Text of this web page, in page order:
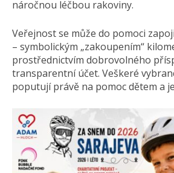
náročnou léčbou rakoviny.
Veřejnost se může do pomoci
– symbolickým „zakoupením“
prostřednictvím dobrovolného
transparentní účet. Veškeré
poputují právě na pomoc dětem a